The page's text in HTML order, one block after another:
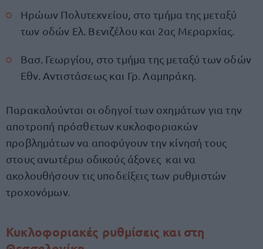
Ηρώων Πολυτεχνείου, στο τμήμα της μεταξύ
των οδών Ελ. Βενιζέλου και 2ας Μεραρχίας.
Βασ. Γεωργίου, στο τμήμα της μεταξύ των οδών
Εθν. Αντιστάσεως και Γρ. Λαμπράκη.
Παρακαλούνται οι οδηγοί των οχημάτων για την
αποτροπή πρόσθετων κυκλοφοριακών
προβλημάτων να αποφύγουν την κίνησή τους
στους ανωτέρω οδικούς άξονες και να
ακολουθήσουν τις υποδείξεις των ρυθμιστών
τροχονόμων.
Κυκλοφοριακές ρυθμίσεις και στη